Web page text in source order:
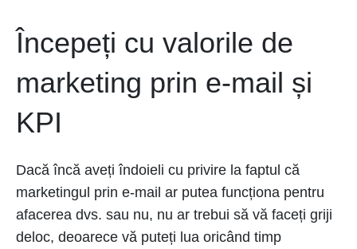
Începeți cu valorile de
marketing prin e-mail și
KPI
Dacă încă aveți îndoieli cu privire la faptul că
marketingul prin e-mail ar putea funcționa pentru
afacerea dvs. sau nu, nu ar trebui să vă faceți griji
deloc, deoarece vă puteți lua oricând timp